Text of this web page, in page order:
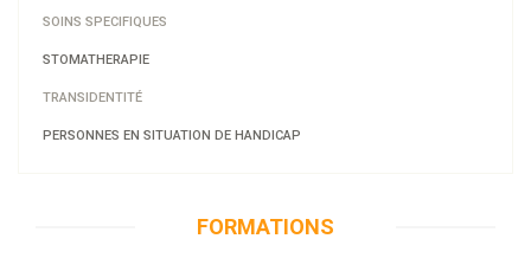
SOINS SPECIFIQUES
STOMATHERAPIE
TRANSIDENTITÉ
PERSONNES EN SITUATION DE HANDICAP
FORMATIONS